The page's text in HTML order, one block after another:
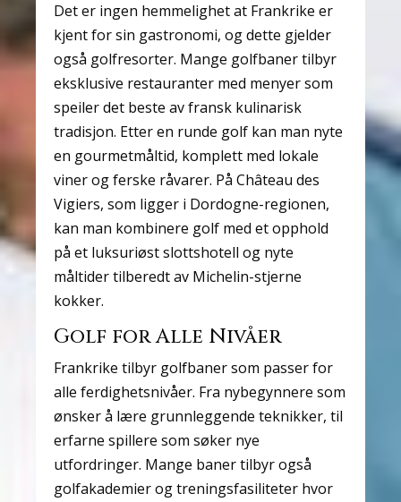
Det er ingen hemmelighet at Frankrike er
kjent for sin gastronomi, og dette gjelder
også golfresorter. Mange golfbaner tilbyr
eksklusive restauranter med menyer som
speiler det beste av fransk kulinarisk
tradisjon. Etter en runde golf kan man nyte
en gourmetmåltid, komplett med lokale
viner og ferske råvarer. På Château des
Vigiers, som ligger i Dordogne-regionen,
kan man kombinere golf med et opphold
på et luksuriøst slottshotell og nyte
måltider tilberedt av Michelin-stjerne
kokker.
Golf for Alle Nivåer
Frankrike tilbyr golfbaner som passer for
alle ferdighetsnivåer. Fra nybegynnere som
ønsker å lære grunnleggende teknikker, til
erfarne spillere som søker nye
utfordringer. Mange baner tilbyr også
golfakademier og treningsfasiliteter hvor